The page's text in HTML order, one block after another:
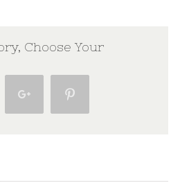
Choose Your
Google+